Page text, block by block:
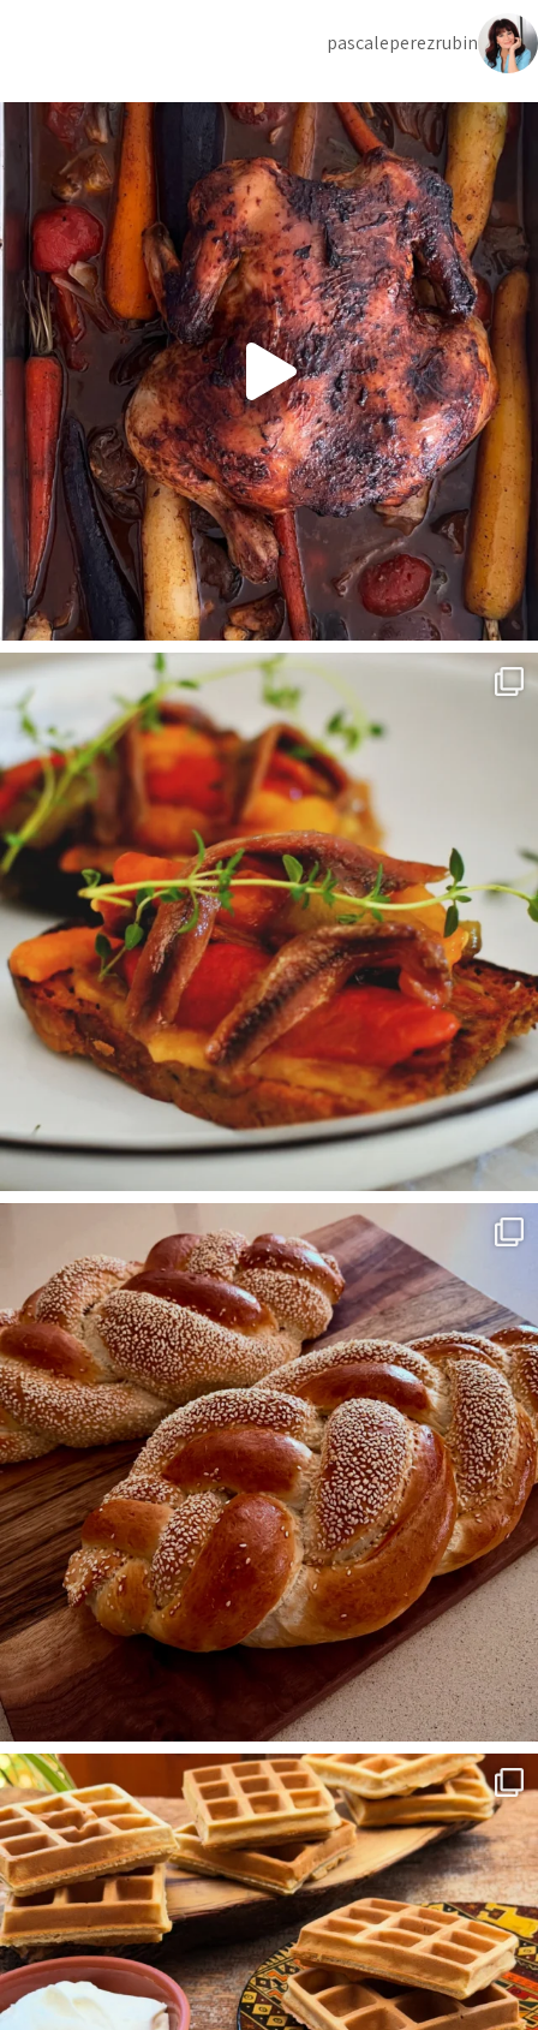
pascaleperezrubin